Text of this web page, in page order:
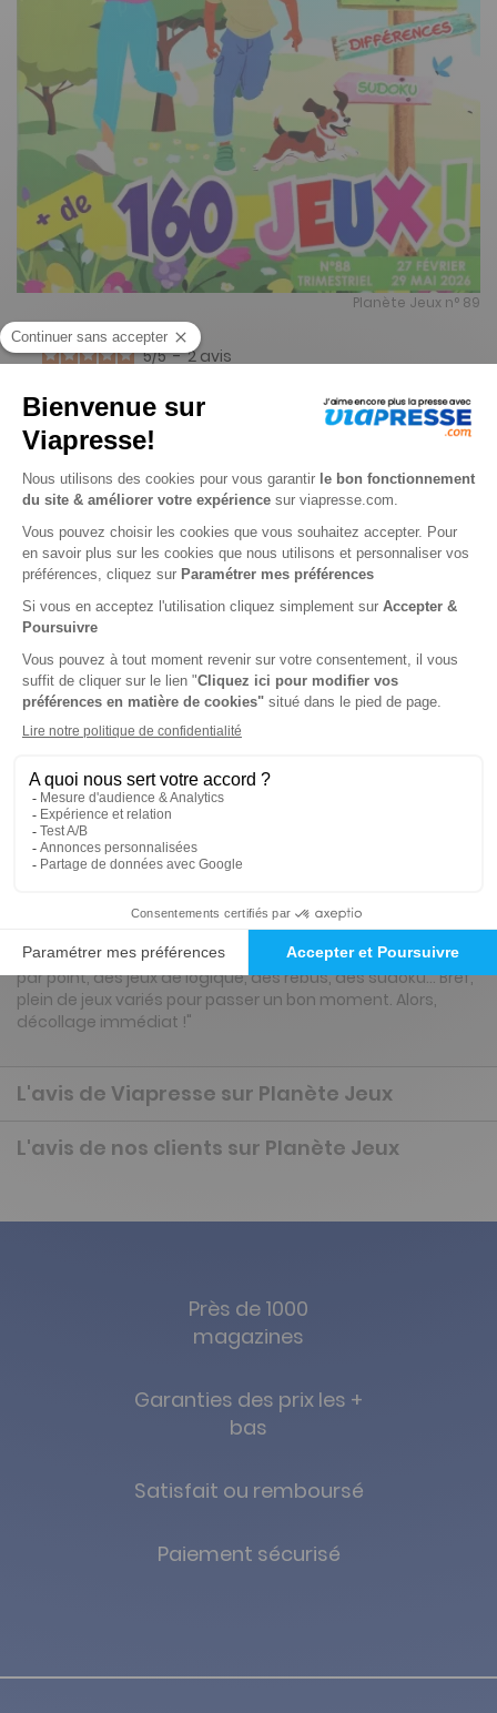
Planète Jeux n° 89
5/5-2avis
Je choisis un support
Papier
Je choisis une durée
-25%
Abonnement 1 an
15€30 Tarif Kiosque : 20€40
Tarif France métropolitaine
Présentation du magazine Planète Jeux
Attention… direction PLANÈTE JEUX !!! Vous y trouverez, pour
les enfants, des jeux de lettres comme les pêle-mêle, mais
aussi des labyrinthes, des jeux de différences, des point
par point, des jeux de logique, des rébus, des sudoku... Bref,
plein de jeux variés pour passer un bon moment. Alors,
décollage immédiat !"
L'avis de Viapresse sur Planète Jeux
L'avis de nos clients sur Planète Jeux
Près de 1000
magazines
Garanties des prix les +
bas
Satisfait ou remboursé
Paiement sécurisé